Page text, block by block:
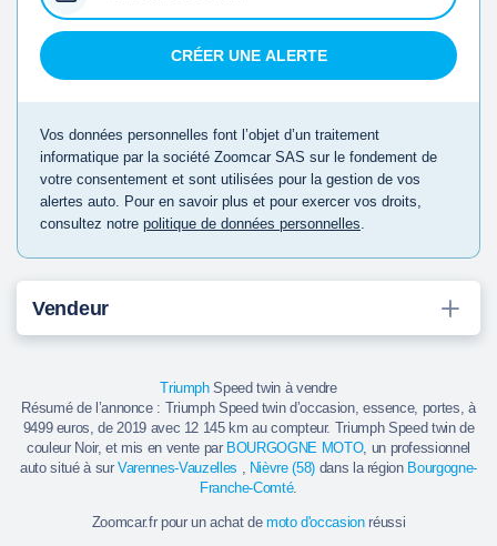
CRÉER UNE ALERTE
Vos données personnelles font l’objet d’un traitement
informatique par la société Zoomcar SAS sur le fondement de
votre consentement et sont utilisées pour la gestion de vos
alertes auto. Pour en savoir plus et pour exercer vos droits,
consultez notre politique de données personnelles.
Vendeur
TriumphSpeed twin à vendre
Résumé de l’annonce : Triumph Speed twin d’occasion, essence, portes, à
9499 euros, de 2019 avec 12 145 km au compteur. Triumph Speed twin de
couleur Noir, et mis en vente par BOURGOGNE MOTO, un professionnel
auto situé à surVarennes-Vauzelles , Nièvre (58) dans la région Bourgogne-
Franche-Comté.
Zoomcar.fr pour un achat de moto d'occasionréussi